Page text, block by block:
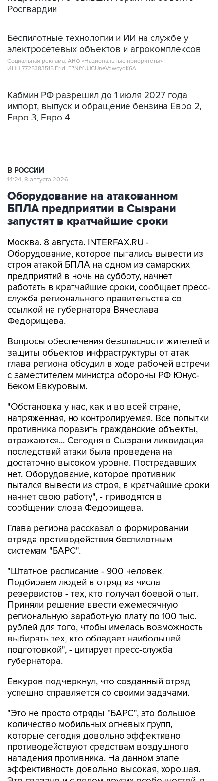
Росгвардии
Беспилотные технологии и ИИ на службе у
электросетевых объектов и агрокомплексов
Социальная реклама, АНО «Национальные приоритеты».
ИНН 7725383515 Erid: F7NfYUJCUneVdwcydK6A
Кабмин РФ разрешил до 1 июля 2027 года
импорт, выпуск и обращение бензина Евро 2,
Евро 3, Евро 4
В РОССИИ
14:24, 8 августа 2026
Оборудование на атакованном
БПЛА предприятии в Сызрани
запустят в кратчайшие сроки
Москва. 8 августа. INTERFAX.RU -
Оборудование, которое пытались вывести из
строя атакой БПЛА на одном из самарских
предприятий в ночь на субботу, начнет
работать в кратчайшие сроки, сообщает пресс-
служба регионального правительства со
ссылкой на губернатора Вячеслава
Федорищева.
Вопросы обеспечения безопасности жителей и
защиты объектов инфраструктуры от атак
глава региона обсудил в ходе рабочей встречи
с заместителем министра обороны РФ Юнус-
Беком Евкуровым.
"Обстановка у нас, как и во всей стране,
напряженная, но контролируемая. Все попытки
противника поразить гражданские объекты,
отражаются... Сегодня в Сызрани ликвидация
последствий атаки была проведена на
достаточно высоком уровне. Пострадавших
нет. Оборудование, которое противник
пытался вывести из строя, в кратчайшие сроки
начнет свою работу", - приводятся в
сообщении слова Федорищева.
Глава региона рассказал о формировании
отряда противодействия беспилотным
системам "БАРС".
"Штатное расписание - 900 человек.
Подбираем людей в отряд из числа
резервистов - тех, кто получал боевой опыт.
Приняли решение ввести ежемесячную
региональную заработную плату по 100 тыс.
рублей для того, чтобы имелась возможность
выбирать тех, кто обладает наибольшей
подготовкой", - цитирует пресс-служба
губернатора.
Евкуров подчеркнул, что созданный отряд
успешно справляется со своими задачами.
"Это не просто отряды "БАРС", это большое
количество мобильных огневых групп,
которые сегодня довольно эффективно
противодействуют средствам воздушного
нападения противника. На данном этапе
эффективность довольно высокая, хорошая.